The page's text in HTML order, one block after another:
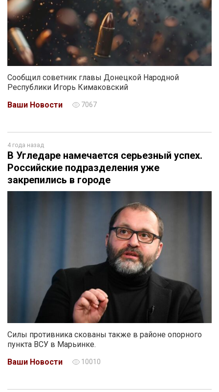
Сообщил советник главы Донецкой Народной
Республики Игорь Кимаковский
Ваши Новости
7067
4 года назад
В Угледаре намечается серьезный успех.
Российские подразделения уже
закрепились в городе
Силы противника скованы также в районе опорного
пункта ВСУ в Марьинке.
Ваши Новости
10010